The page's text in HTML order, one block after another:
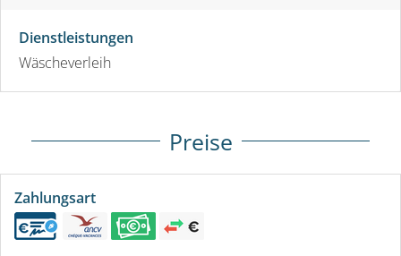
Dienstleistungen
Wäscheverleih
Preise
Zahlungsart